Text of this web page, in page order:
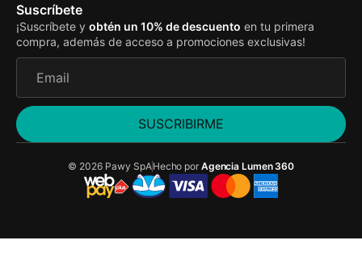
Suscríbete
¡Suscríbete y obtén un 10% de descuento en tu primera
compra, además de acceso a promociones exclusivas!
SUSCRIBIRME
© 2026 Pawy SpAHecho por Agencia Lumen 360